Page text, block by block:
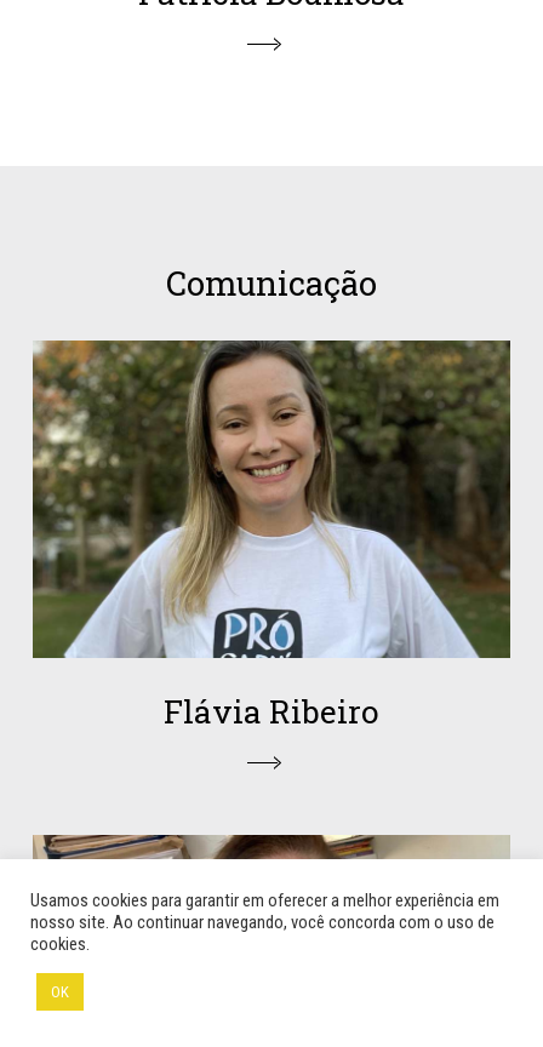
Comunicação
Flávia Ribeiro
Usamos cookies para garantir em oferecer a melhor experiência em
nosso site. Ao continuar navegando, você concorda com o uso de
cookies.
OK